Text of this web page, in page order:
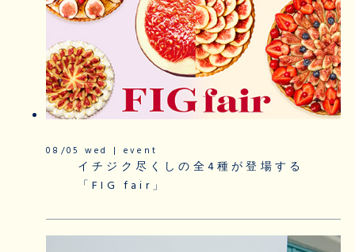
08/05 wed | event
イチジク尽くしの全4種が登場する
「FIG fair」